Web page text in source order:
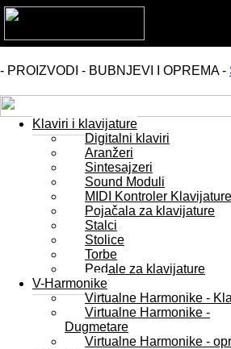
- PROIZVODI - BUBNJEVI I OPREMA -
Klaviri i klavijature
Digitalni klaviri
Aranžeri
Sintesajzeri
Sound Moduli
MIDI Kontroler Klavijature
Pojačala za klavijature
Stalci
Stolice
Torbe
Pedale za klavijature
V-Harmonike
Virtualne Harmonike -
Virtualne Harmonike -
Dugmetare
Virtualne Harmonike -